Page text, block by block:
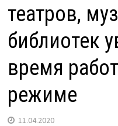
театров,
библиотек
время
режиме
11.04.2020